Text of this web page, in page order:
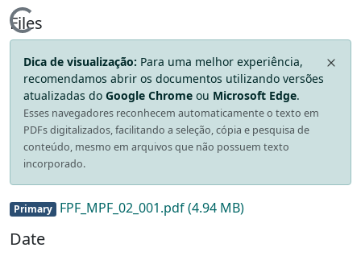
Loading...
Files
Dica de visualização: Para uma melhor experiência,
recomendamos abrir os documentos utilizando versões
atualizadas do Google Chrome ou Microsoft Edge.
Esses navegadores reconhecem automaticamente o texto em
PDFs digitalizados, facilitando a seleção, cópia e pesquisa de
conteúdo, mesmo em arquivos que não possuem texto
incorporado.
Primary FPF_MPF_02_001.pdf(4.94 MB)
Date